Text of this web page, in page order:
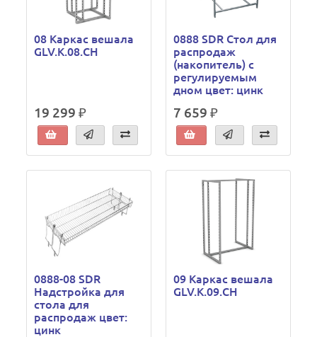
08 Каркас вешала
GLV.K.08.CH
19 299 ₽
0888 SDR Стол для
распродаж
(накопитель) с
регулируемым
дном цвет: цинк
7 659 ₽
0888-08 SDR
Надстройка для
стола для
распродаж цвет:
цинк
09 Каркас вешала
GLV.K.09.CH